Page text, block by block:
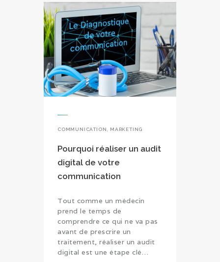
COMMUNICATION MARKETING
Pourquoi réaliser un audit
digital de votre
communication
Tout comme un médecin
prend le temps de
comprendre ce qui ne va pas
avant de prescrire un
traitement, réaliser un audit
digital est une étape clé…